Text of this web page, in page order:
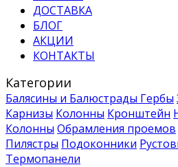
ДОСТАВКА
БЛОГ
АКЦИИ
КОНТАКТЫ
Категории
Балясины и Балюстрады Гербы
Карнизы Колонны Кронштейн
Колонны Обрамления проемов
Пилястры Подоконники
Термопанели